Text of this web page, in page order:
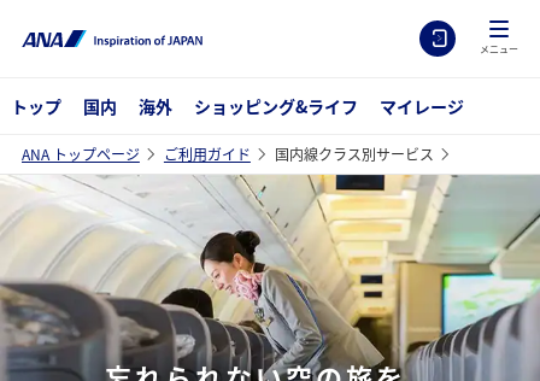
メニュー
トップ 国内 海外 ショッピング&ライフ マイレージ
ANA トップページ ご利用ガイド 国内線クラス別サービス